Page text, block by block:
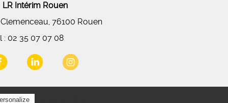
LR Intérim Rouen
76100 Rouen
: 02 35 07 07 08